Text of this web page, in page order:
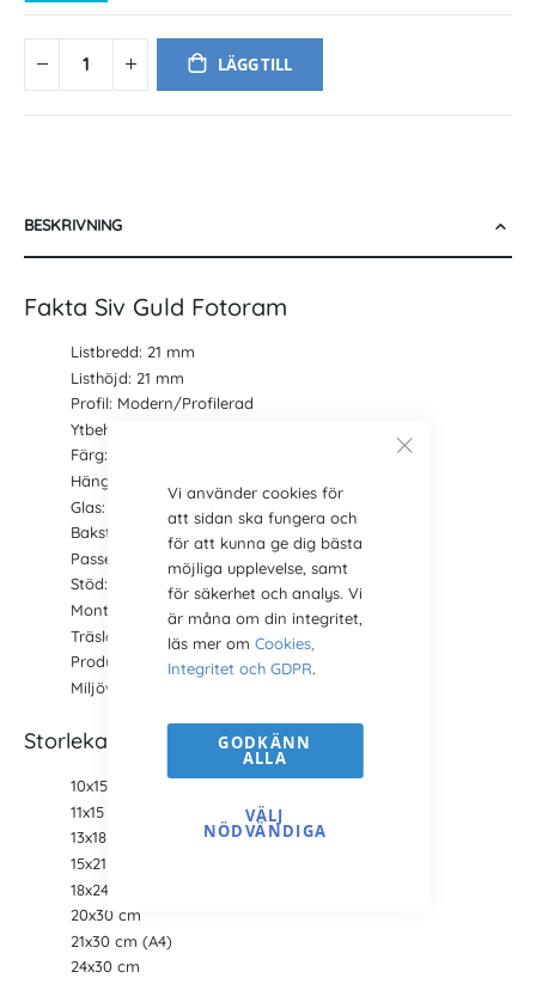
Vi använder cookies för
att sidan ska fungera och
för att kunna ge dig bästa
möjliga upplevelse, samt
för säkerhet och analys. Vi
är måna om din integritet,
läs mer om Cookies,
Integritet och GDPR.
GODKÄNN
ALLA
VÄLJ
NÖDVÄNDIGA
LÄGG TILL
BESKRIVNING
Fakta Siv Guld Fotoram
Listbredd: 21 mm
Listhöjd: 21 mm
Profil: Modern/Profilerad
Ytbehandling: Förgylld och riven (
Färg: Guld (
Hänge: Ja
Glas: Ja
Bakstycke: Ja (
Passepartout: Nej (
köps separat här
Stöd: Nej
Montering: Böjbara stift
Träslag: Furu,Pinus Sylvestris ( läs mer
Produktion: Svensk tillverkning
Miljöval: Ja (
Storlekar
10x15 cm
11x15 cm (A6)
13x18 cm
15x21 cm (A5)
18x24 cm
20x30 cm
21x30 cm (A4)
24x30 cm